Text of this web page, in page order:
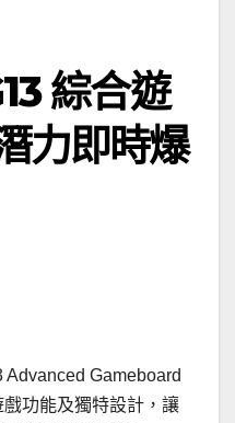
綜合遊
力即時爆
Advanced Gameboard
功能及獨特設計，讓